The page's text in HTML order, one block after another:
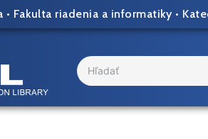
• Fakulta riadenia a informatiky •
Search
...